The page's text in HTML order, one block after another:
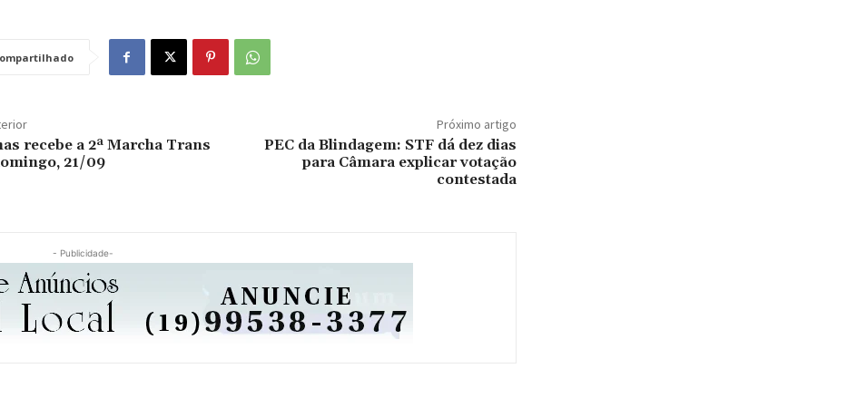
recebe a 2ª Marcha Trans
21/09
Próximo artigo
PEC da Blindagem: STF dá dez dias
para Câmara explicar votação
contestada
- Publicidade-